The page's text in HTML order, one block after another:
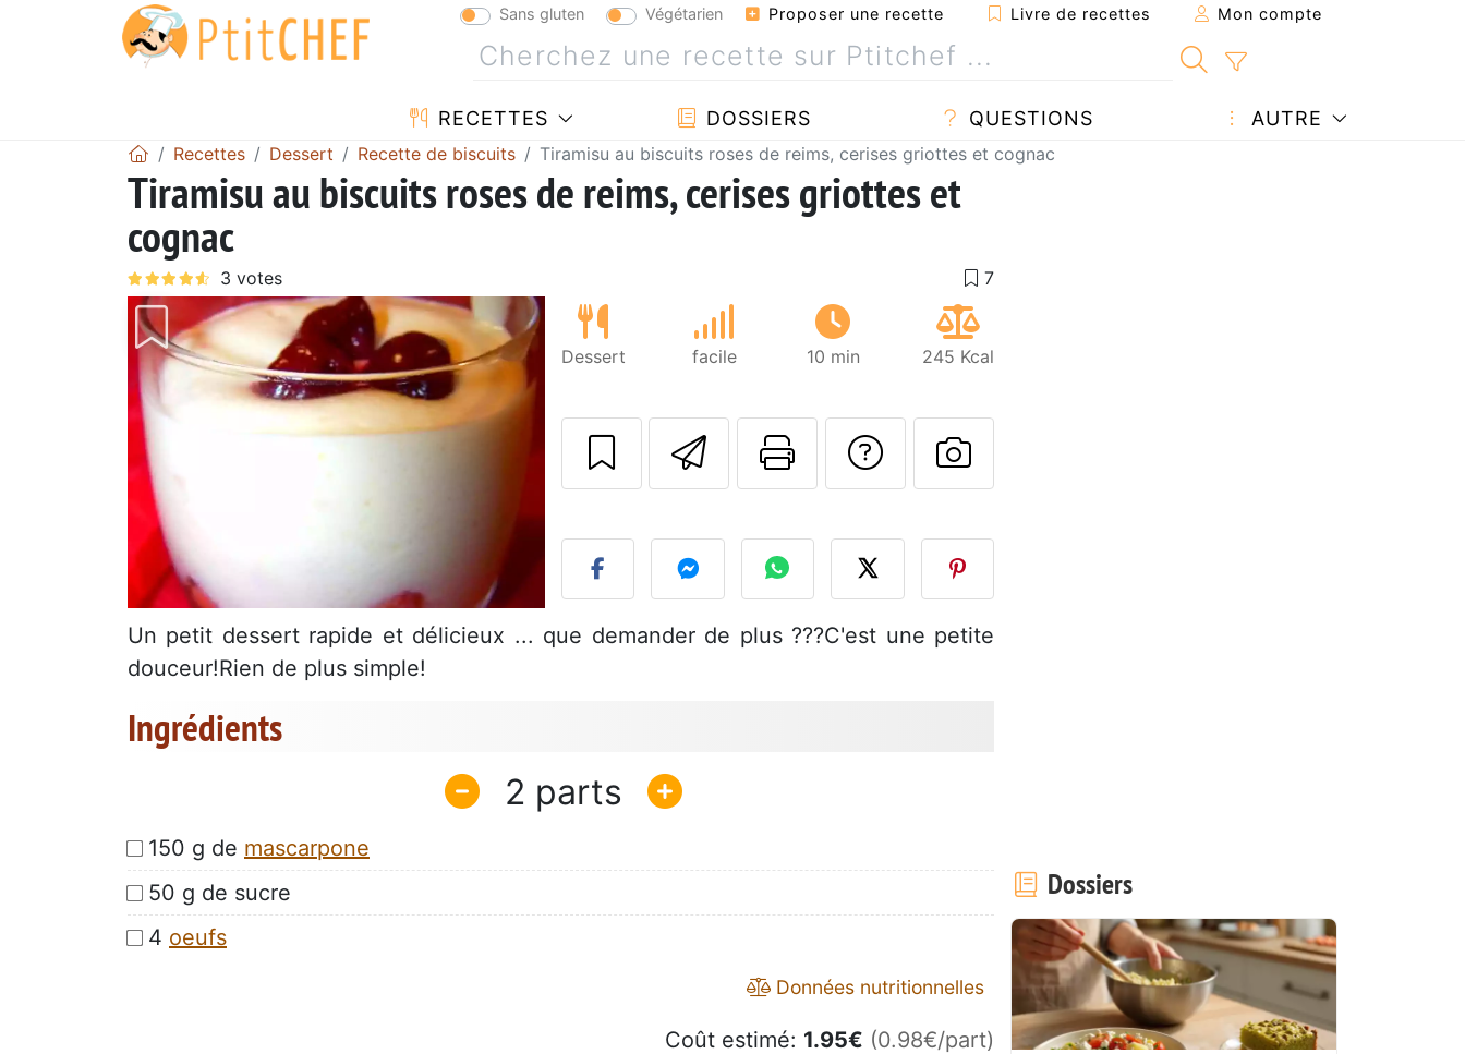
Sans gluten Végétarien Proposer une recette Livre de recettes Mon compte
RECETTES DOSSIERS QUESTIONS AUTRE
Recettes Dessert Recette de biscuits Tiramisu au biscuits roses de reims, cerises griottes et cognac
Tiramisu au biscuits roses de reims, cerises griottes et
cognac
Dessert facile 10 min 245 Kcal
Envoyer cette recette à un ami
Imprimer cette page
Poser une question à l'auteur
Publier votre photo de cette
Un petit dessert rapide et délicieux ... que demander de plus ???C'est une petite
douceur!Rien de plus simple!
Ingrédients
2
150 g de mascarpone
50 g de sucre
4 oeufs
Données nutritionnelles
Coût estimé: 1.95€ (0.98€/part)
Dossiers